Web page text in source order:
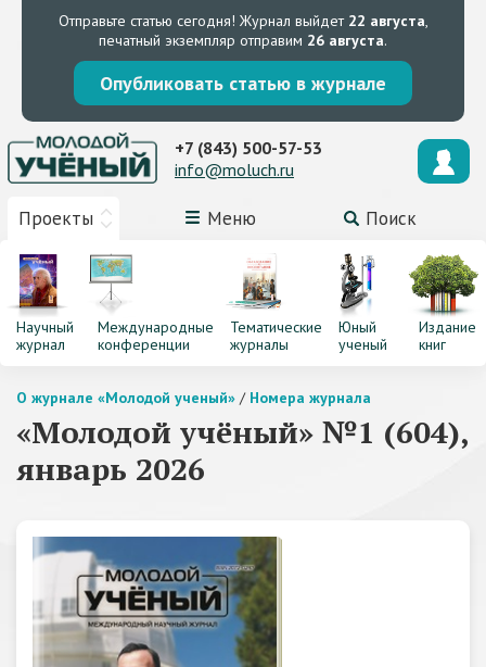
Отправьте статью сегодня! Журнал выйдет 22 августа,
печатный экземпляр отправим 26 августа.
Опубликовать статью в журнале
Проекты Меню Поиск
+7 (843) 500-57-53
info@moluch.ru
Научный
журнал
Международные
конференции
Тематические
журналы
Юный
ученый
Издание
книг
О журнале «Молодой ученый» / Номера журнала
«Молодой учёный» №1 (604),
январь 2026